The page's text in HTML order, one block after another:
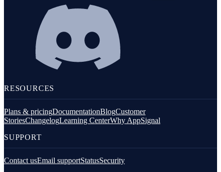
RESOURCES
Plans & pricingDocumentationBlogCustomer
StoriesChangelogLearning CenterWhy AppSignal
SUPPORT
Contact usEmail supportStatusSecurity